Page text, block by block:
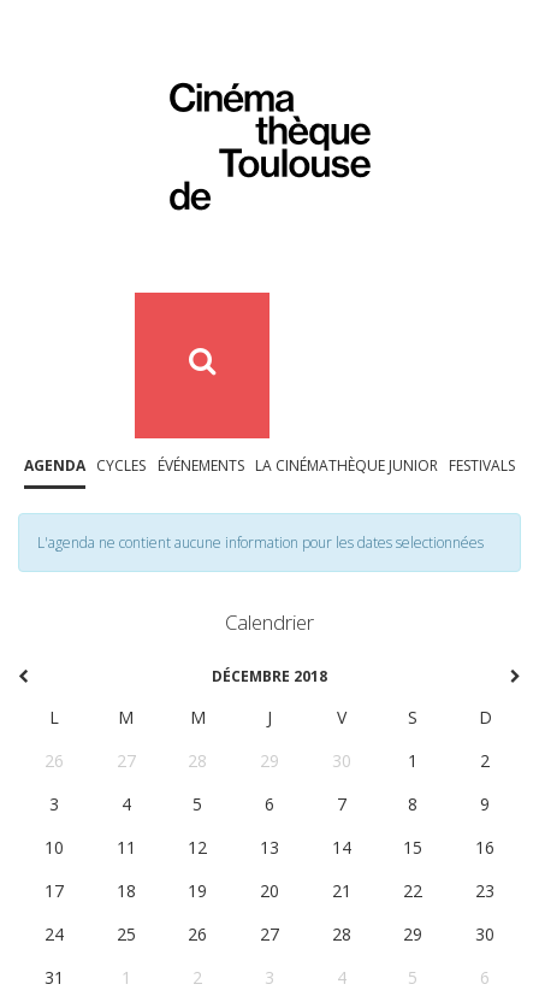
AGENDA CYCLES ÉVÉNEMENTS LA CINÉMATHÈQUE JUNIOR FESTIVALS
L'agenda ne contient aucune information pour les dates selectionnées
Calendrier
DÉCEMBRE 2018
L M M J V S
D
26
27 28 29 30 1
2
3
4 5 6 7 8
9
10
11 12 13 14 15
16
17
18 19 20 21 22
23
24
25 26 27 28 29
30
31
1 2 3 4 5 6